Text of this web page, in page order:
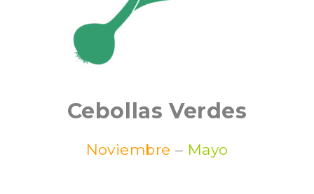
Cebollas Verdes
Noviembre – Mayo